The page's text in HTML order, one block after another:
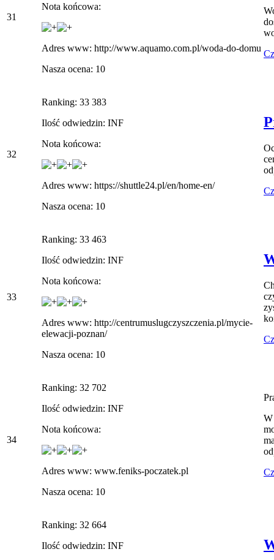
31
Nota końcowa:
Adres www: http://www.aquamo.com.pl/woda-do-domu
Nasza ocena: 10
32
Ranking: 33 383
Ilość odwiedzin: INF
Nota końcowa:
Adres www: https://shuttle24.pl/en/home-en/
Nasza ocena: 10
33
Ranking: 33 463
Ilość odwiedzin: INF
Nota końcowa:
Adres www: http://centrumuslugczyszczenia.pl/mycie-
elewacji-poznan/
Nasza ocena: 10
34
Ranking: 32 702
Ilość odwiedzin: INF
Nota końcowa:
Adres www: www.feniks-poczatek.pl
Nasza ocena: 10
W
Ranking: 32 664
Ilość odwiedzin: INF